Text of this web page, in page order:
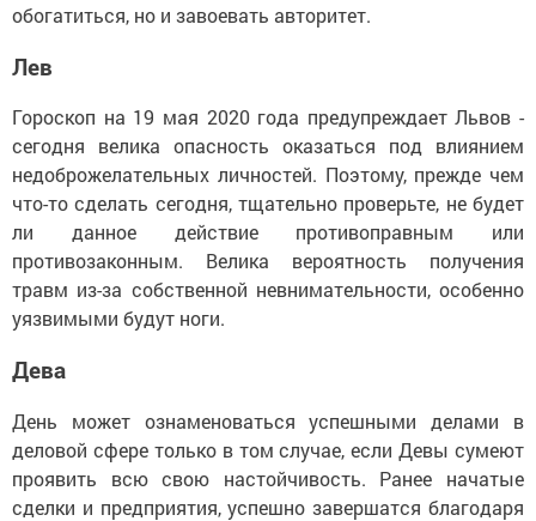
обогатиться, но и завоевать авторитет.
Лев
Гороскоп на 19 мая 2020 года предупреждает Львов -
сегодня велика опасность оказаться под влиянием
недоброжелательных личностей. Поэтому, прежде чем
что-то сделать сегодня, тщательно проверьте, не будет
ли данное действие противоправным или
противозаконным. Велика вероятность получения
травм из-за собственной невнимательности, особенно
уязвимыми будут ноги.
Дева
День может ознаменоваться успешными делами в
деловой сфере только в том случае, если Девы сумеют
проявить всю свою настойчивость. Ранее начатые
сделки и предприятия, успешно завершатся благодаря